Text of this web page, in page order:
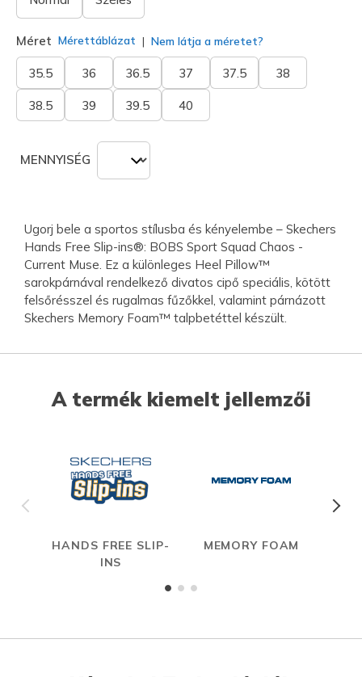
Méret Mérettáblázat Nem látja a méretet?
35.5 36 36.5 37 37.5 38
38.5 39 39.5 40
MENNYISÉG
Ugorj bele a sportos stílusba és kényelembe – Skechers
Hands Free Slip-ins®: BOBS Sport Squad Chaos -
Current Muse. Ez a különleges Heel Pillow™
sarokpárnával rendelkező divatos cipő speciális, kötött
felsőrésszel és rugalmas fűzőkkel, valamint párnázott
Skechers Memory Foam™ talpbetéttel készült.
A termék kiemelt jellemzői
HANDS FREE SLIP-
INS
MEMORY FOAM